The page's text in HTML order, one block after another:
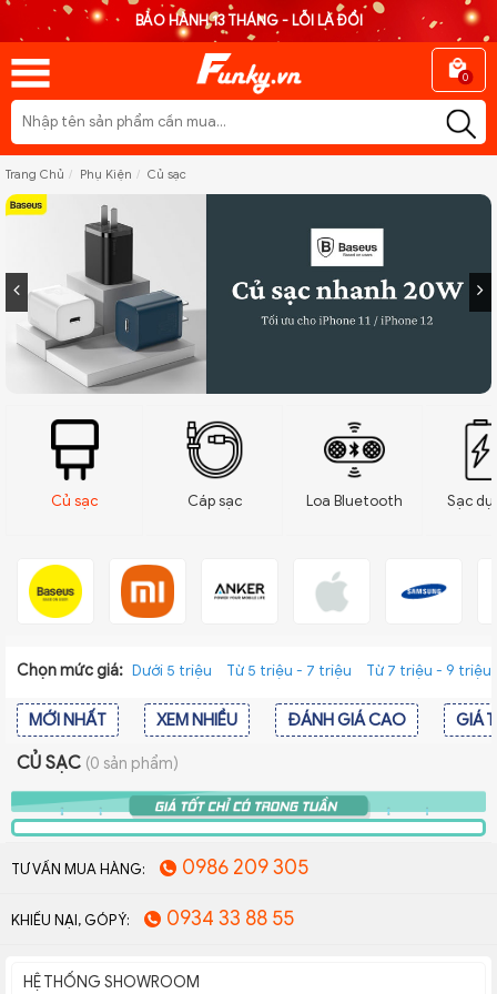
BẢO HÀNH 13 THÁNG - LỖI LÀ ĐỔI
0
Trang Chủ Phụ Kiện Củ sạc
Củ sạc Cáp sạc Loa Bluetooth Sạc
Chọn mức giá: Dưới 5 triệu Từ 5 triệu - 7 triệu Từ 7 triệu - 9 triệu
MỚI NHẤT XEM NHIỀU ĐÁNH GIÁ CAO GIÁ
CỦ SẠC (0 sản phẩm)
TƯ VẤN MUA HÀNG: 0986 209 305
KHIẾU NẠI, GÓP Ý: 0934 33 88 55
HỆ THỐNG SHOWROOM